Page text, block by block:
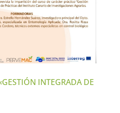
INTEGRADA DE